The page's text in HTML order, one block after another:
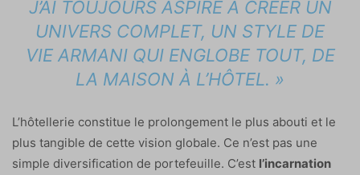
J’AI TOUJOURS ASPIRÉ À CRÉER UN
UNIVERS COMPLET, UN STYLE DE
VIE ARMANI QUI ENGLOBE TOUT, DE
LA MAISON À L’HÔTEL. »
L’hôtellerie constitue le prolongement le plus abouti et le
plus tangible de cette vision globale. Ce n’est pas une
simple diversification de portefeuille. C’est l’incarnation